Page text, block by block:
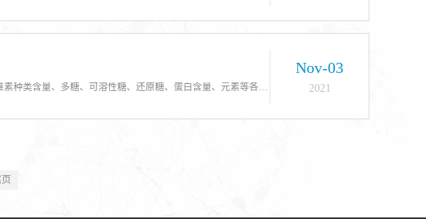
检测服务：植物常规理化检测，北京中科光析科学技术研究所，可为您提供水分、灰分、粗脂肪、淀粉种类及含量、纤维素种类含量、多糖、可溶性糖、还原糖、蛋白含量、元素等各种植物常规理化检测服务。检测费用：免费初检，根据客户检测需求以及实验复杂程度进行报价。
Nov-03
2021